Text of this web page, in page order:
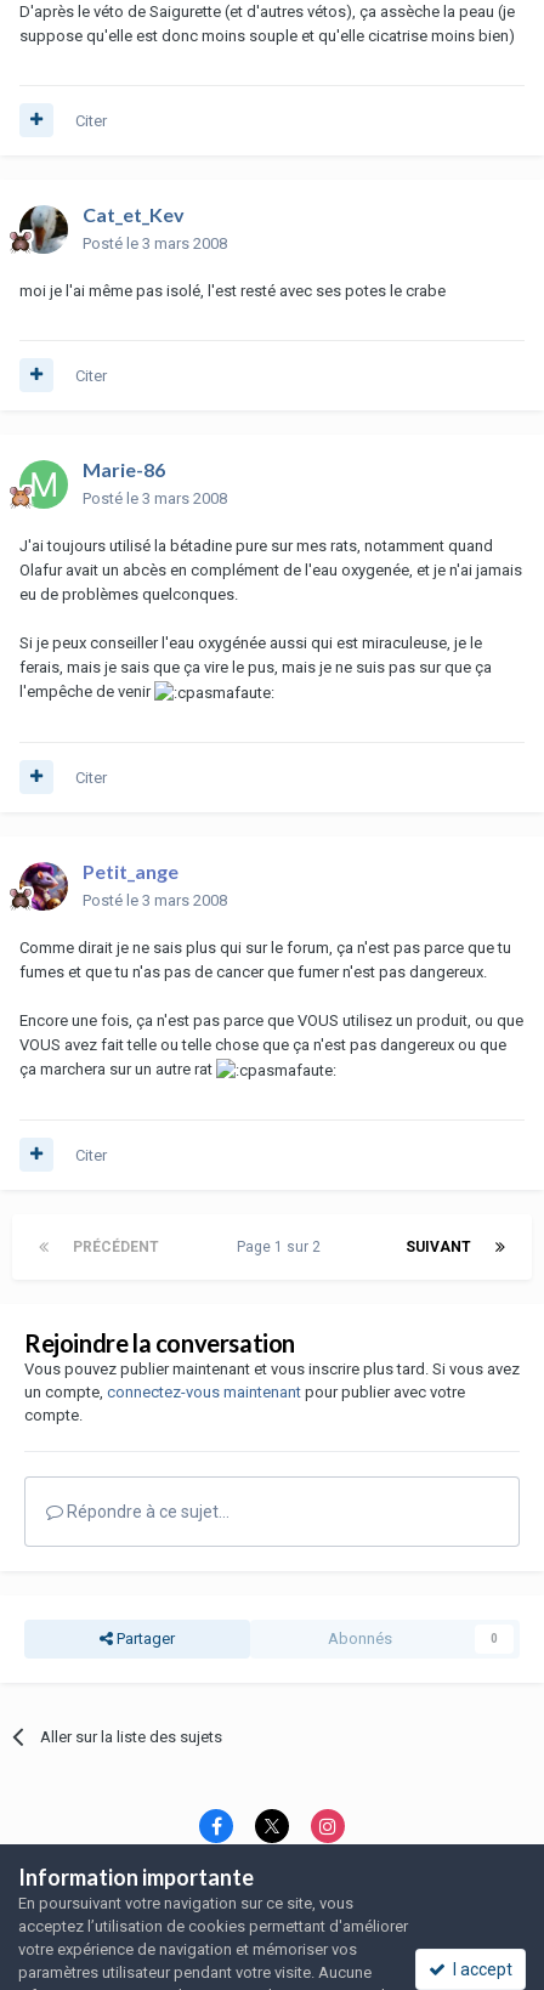
D'après le véto de Saigurette (et d'autres vétos), ça assèche la peau (je
suppose qu'elle est donc moins souple et qu'elle cicatrise moins bien)
Citer
Cat_et_Kev
Posté le 3 mars 2008
moi je l'ai même pas isolé, l'est resté avec ses potes le crabe
Citer
Marie-86
Posté le 3 mars 2008
J'ai toujours utilisé la bétadine pure sur mes rats, notamment quand
Olafur avait un abcès en complément de l'eau oxygenée, et je n'ai jamais
eu de problèmes quelconques.
Si je peux conseiller l'eau oxygénée aussi qui est miraculeuse, je le
ferais, mais je sais que ça vire le pus, mais je ne suis pas sur que ça
l'empêche de venir
Citer
Petit_ange
Posté le 3 mars 2008
Comme dirait je ne sais plus qui sur le forum, ça n'est pas parce que tu
fumes et que tu n'as pas de cancer que fumer n'est pas dangereux.
Encore une fois, ça n'est pas parce que VOUS utilisez un produit, ou que
VOUS avez fait telle ou telle chose que ça n'est pas dangereux ou que
ça marchera sur un autre rat
Citer
PRÉCÉDENT SUIVANT
Page 1 sur 2
Rejoindre la conversation
Vous pouvez publier maintenant et vous inscrire plus tard. Si vous avez
un compte, connectez-vous maintenant pour publier avec votre
compte.
Répondre à ce sujet…
Partager Abonnés 0
Aller sur la liste des sujets
Langue Thème
Politique de confidentialité
Nous contacter
Nous contacter
SRFA, l'association des amoureux du rat domestique
Powered by Invision Community
Information importante
En poursuivant votre navigation sur ce site, vous
acceptez l’utilisation de cookies permettant d'améliorer
votre expérience de navigation et mémoriser vos
paramètres utilisateur pendant votre visite. Aucune
I accept